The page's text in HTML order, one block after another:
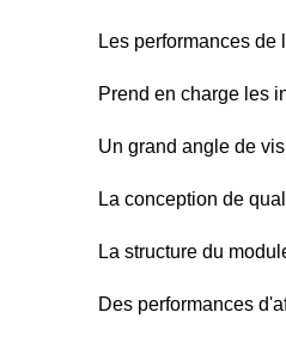
Les performances
Prend en charge les
Un grand angle de
La conception de
La structure du
Des performances